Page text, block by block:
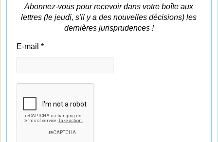
Abonnez-vous pour recevoir dans votre boîte aux
lettres (le jeudi, s'il y a des nouvelles décisions) les
dernières jurisprudences !
E-mail*